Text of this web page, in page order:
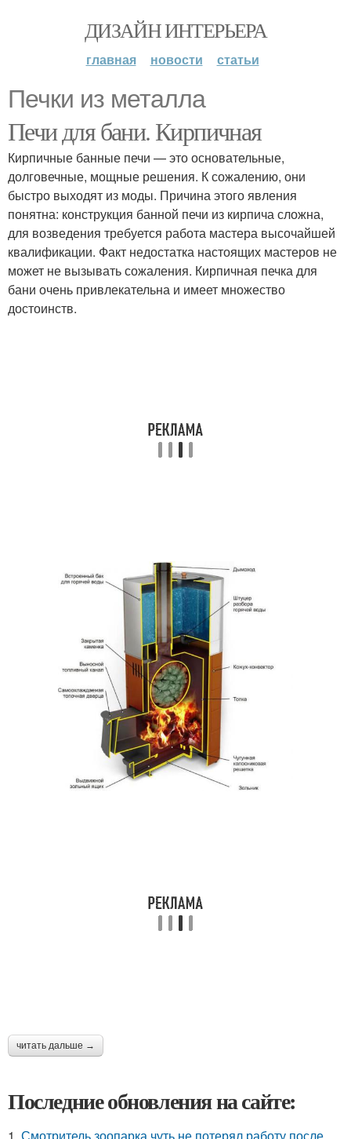
ДИЗАЙН ИНТЕРЬЕРА
главная новости статьи
Печки из металла
Печи для бани. Кирпичная
Кирпичные банные печи — это основательные,
долговечные, мощные решения. К сожалению, они
быстро выходят из моды. Причина этого явления
понятна: конструкция банной печи из кирпича сложна,
для возведения требуется работа мастера высочайшей
квалификации. Факт недостатка настоящих мастеров не
может не вызывать сожаления. Кирпичная печка для
бани очень привлекательна и имеет множество
достоинств.
читать дальше →
Последние обновления на сайте: